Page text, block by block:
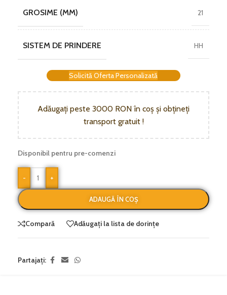
GROSIME (MM) 21
SISTEM DE PRINDERE HH
Solicită Oferta Personalizată
Adăugați peste 3000 RON în coș și obțineți
transport gratuit !
Disponibil pentru pre-comenzi
- +
ADAUGĂ ÎN COȘ
Compară Adăugați la lista de dorințe
Partajați: